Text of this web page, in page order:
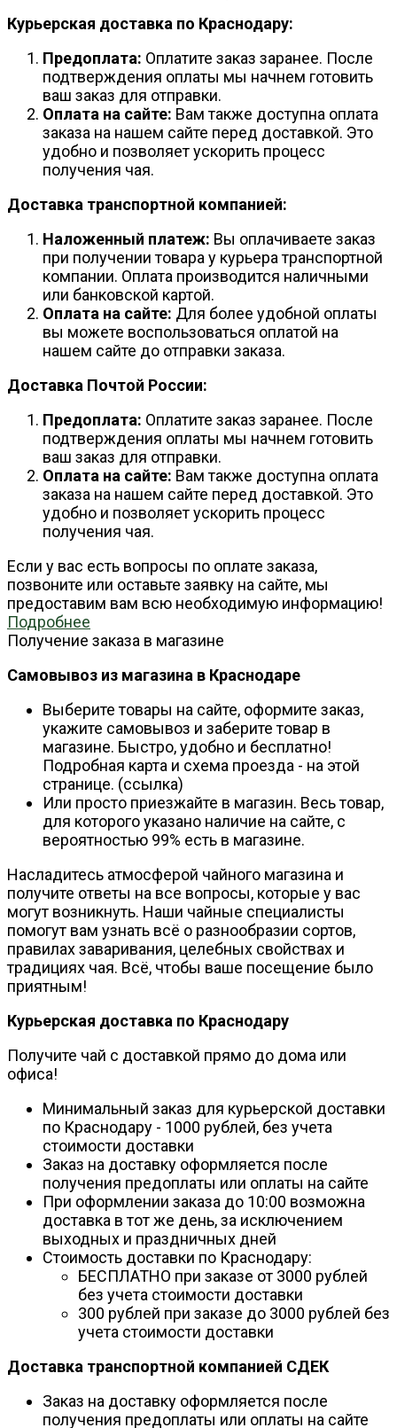
Курьерская доставка по Краснодару:
Предоплата: Оплатите заказ заранее. После
подтверждения оплаты мы начнем готовить
ваш заказ для отправки.
Оплата на сайте: Вам также доступна оплата
заказа на нашем сайте перед доставкой. Это
удобно и позволяет ускорить процесс
получения чая.
Доставка транспортной компанией:
Наложенный платеж: Вы оплачиваете заказ
при получении товара у курьера транспортной
компании. Оплата производится наличными
или банковской картой.
Оплата на сайте: Для более удобной оплаты
вы можете воспользоваться оплатой на
нашем сайте до отправки заказа.
Доставка Почтой России:
Предоплата: Оплатите заказ заранее. После
подтверждения оплаты мы начнем готовить
ваш заказ для отправки.
Оплата на сайте: Вам также доступна оплата
заказа на нашем сайте перед доставкой. Это
удобно и позволяет ускорить процесс
получения чая.
Если у вас есть вопросы по оплате заказа,
позвоните или оставьте заявку на сайте, мы
предоставим вам всю необходимую информацию!
Подробнее
Получение заказа в магазине
Самовывоз из магазина в Краснодаре
Выберите товары на сайте, оформите заказ,
укажите самовывоз и заберите товар в
магазине. Быстро, удобно и бесплатно!
Подробная карта и схема проезда - на этой
странице. (ссылка)
Или просто приезжайте в магазин. Весь товар,
для которого указано наличие на сайте, с
вероятностью 99% есть в магазине.
Насладитесь атмосферой чайного магазина и
получите ответы на все вопросы, которые у вас
могут возникнуть. Наши чайные специалисты
помогут вам узнать всё о разнообразии сортов,
правилах заваривания, целебных свойствах и
традициях чая. Всё, чтобы ваше посещение было
приятным!
Курьерская доставка по Краснодару
Получите чай с доставкой прямо до дома или
офиса!
Минимальный заказ для курьерской доставки
по Краснодару - 1000 рублей, без учета
стоимости доставки
Заказ на доставку оформляется после
получения предоплаты или оплаты на сайте
При оформлении заказа до 10:00 возможна
доставка в тот же день, за исключением
выходных и праздничных дней
Стоимость доставки по Краснодару:
БЕСПЛАТНО при заказе от 3000 рублей
без учета стоимости доставки
300 рублей при заказе до 3000 рублей без
учета стоимости доставки
Доставка транспортной компанией СДЕК
Заказ на доставку оформляется после
получения предоплаты или оплаты на сайте